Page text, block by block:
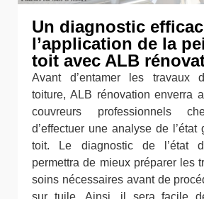
Un diagnostic
l’application de la
toit avec ALB
Avant d’entamer les travaux
toiture, ALB rénovation enverra
couvreurs professionnels
d’effectuer une analyse de l’état
toit. Le diagnostic de l’état
permettra de mieux préparer les
soins nécessaires avant de
sur tuile. Ainsi, il sera facile